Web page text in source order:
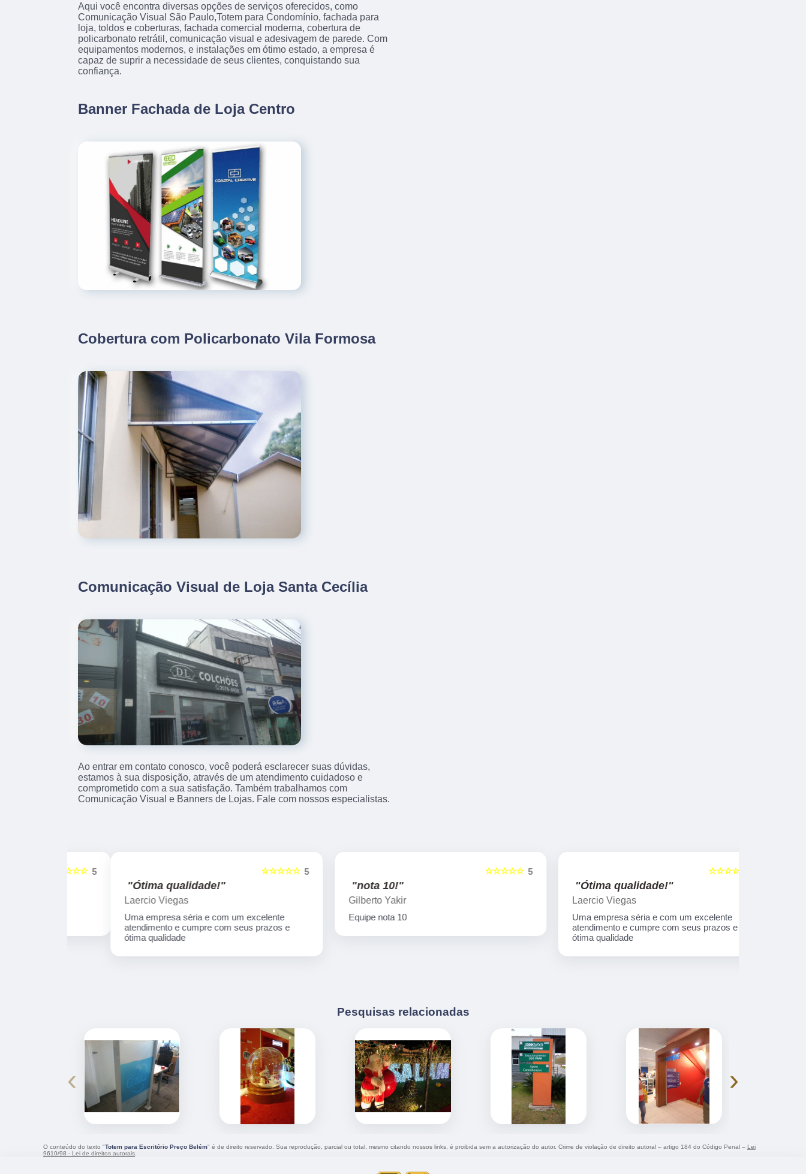
Aqui você encontra diversas opções de serviços oferecidos, como
Comunicação Visual São Paulo,Totem para Condomínio, fachada para
loja, toldos e coberturas, fachada comercial moderna, cobertura de
policarbonato retrátil, comunicação visual e adesivagem de parede. Com
equipamentos modernos, e instalações em ótimo estado, a empresa é
capaz de suprir a necessidade de seus clientes, conquistando sua
confiança.
Banner Fachada de Loja Centro
Cobertura com Policarbonato Vila Formosa
Comunicação Visual de Loja Santa Cecília
Ao entrar em contato conosco, você poderá esclarecer suas dúvidas,
estamos à sua disposição, através de um atendimento cuidadoso e
comprometido com a sua satisfação. Também trabalhamos com
Comunicação Visual e Banners de Lojas. Fale com nossos especialistas.
5
☆☆☆☆☆
"Ótima qualidade!"
Laercio Viegas
Uma empresa séria e com um excelente
atendimento e cumpre com seus prazos e
ótima qualidade
5
☆☆☆☆☆
"nota 10!"
Gilberto Yakir
Equipe nota 10
5
☆☆☆☆☆
"Ótima qualidade!"
Laercio Viegas
Uma empresa séria e com um excelente
atendimento e cumpre com seus prazos e
ótima qualidade
Pesquisas relacionadas
‹ ›
O conteúdo do texto "Totem para Escritório Preço Belém" é de direito reservado. Sua reprodução, parcial ou total, mesmo citando nossos links, é proibida sem a autorização do autor. Crime de violação de direito autoral – artigo 184 do Código Penal – Lei
9610/98 - Lei de direitos autorais